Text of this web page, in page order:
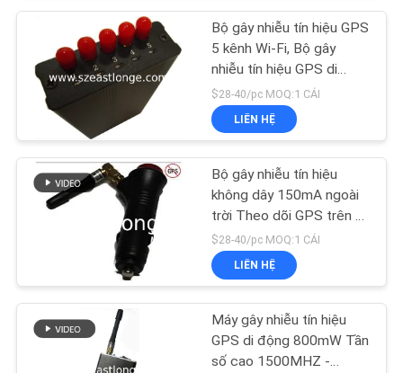
THAM
QUAN
NHÀ
KIỂM
SOÁT
LƯỢNG
LIÊN
Máy bay không
người lái gây nhiễu
UAV
Công suất cao gây
nhiễu
Bộ gây nhiễu tín hiệu GPS
5 kênh Wi-Fi, Bộ gây
nhiễu tín hiệu GPS di
động 30dBm
$28-40/pc MOQ:1 CÁI
LIÊN HỆ
Bộ gây nhiễu tín hiệu
không dây 150mA ngoài
trời Theo dõi GPS trên ô
tô với công tắc
$28-40/pc MOQ:1 CÁI
LIÊN HỆ
Máy gây nhiễu tín hiệu
GPS di động 800mW Tần
số cao 1500MHZ -